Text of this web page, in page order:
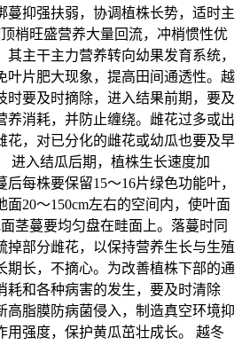
蔓抑强扶弱，协调植株长势，适时主
梢旺盛营养大量回流，冲梢惯性优
主干主力营养转向幼果发育系统，
叶片肥大现象，提高田间通透性。越
时要及时摘除，进入结果前期，要及
养消耗，并防止缠绕。雌花过多或出
花，对已分化的雌花或幼瓜也要及早
进入结瓜后期，植株生长速度加
每株要保留15～16片绿色功能叶，
20～150cm左右的空间内，使叶面
茎蔓要均匀盘在畦面上。落蔓时同
掉部分雌花，以保持营养生长与生殖
期长，不摘心。为改善植株下部的通
耗和各种病害的发生，要及时清除
高脂膜防病菌侵入，制造真空环境抑
用强度，保护黄瓜茁壮成长。 越冬